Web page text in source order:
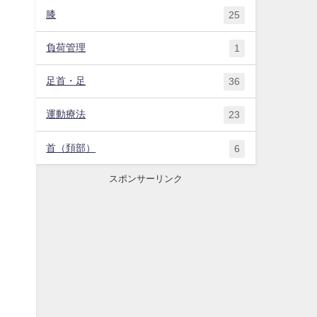
膝 25
負荷管理 1
足首・足 36
運動療法 23
首（頚部） 6
スポンサーリンク